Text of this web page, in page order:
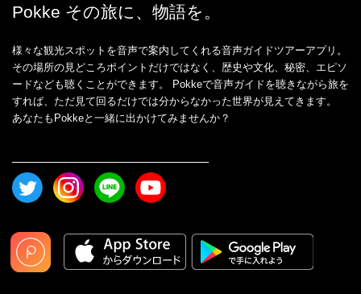
Pokke その旅に、物語を。
様々な観光スポットを音声で案内してくれる音声ガイドツアーアプリ。
その場所の見どころポイントだけではなく、歴史や文化、秘密、エピソ
ードなども聴くことができます。 Pokkeで音声ガイドを聴きながら旅を
すれば、ただ見て回るだけでは分からなかった世界が見えてきます。
あなたもPokkeと一緒に出かけてみませんか？